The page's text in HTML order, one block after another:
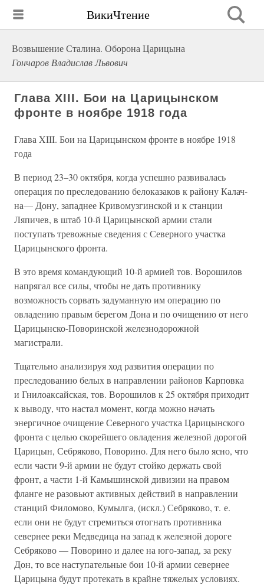
ВикиЧтение
Возвышение Сталина. Оборона Царицына
Гончаров Владислав Львович
Глава XIII. Бои на Царицынском
фронте в ноябре 1918 года
Глава XIII. Бои на Царицынском фронте в ноябре 1918
года
В период 23–30 октября, когда успешно развивалась
операция по преследованию белоказаков к району Калач-
на— Дону, западнее Кривомузгинской и к станции
Ляпичев, в штаб 10-й Царицынской армии стали
поступать тревожные сведения с Северного участка
Царицынского фронта.
В это время командующий 10-й армией тов. Ворошилов
напрягал все силы, чтобы не дать противнику
возможность сорвать задуманную им операцию по
овладению правым берегом Дона и по очищению от него
Царицынско-Поворинской железнодорожной
магистрали.
Тщательно анализируя ход развития операции по
преследованию белых в направлении районов Карповка
и Гнилоаксайская, тов. Ворошилов к 25 октября приходит
к выводу, что настал момент, когда можно начать
энергичное очищение Северного участка Царицынского
фронта с целью скорейшего овладения железной дорогой
Царицын, Себряково, Поворино. Для него было ясно, что
если части 9-й армии не будут стойко держать свой
фронт, а части 1-й Камышинской дивизии на правом
фланге не разовьют активных действий в направлении
станций Филомово, Кумылга, (искл.) Себряково, т. е.
если они не будут стремиться отогнать противника
севернее реки Медведица на запад к железной дороге
Себряково — Поворино и далее на юго-запад, за реку
Дон, то все наступательные бои 10-й армии севернее
Царицына будут протекать в крайне тяжелых условиях.